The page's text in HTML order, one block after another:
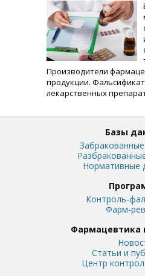
Производители
продукции.
лекарственных
Базы
Нормативные
Контроль-
Фарм-
Фармацевтика
Статьи и
Центр